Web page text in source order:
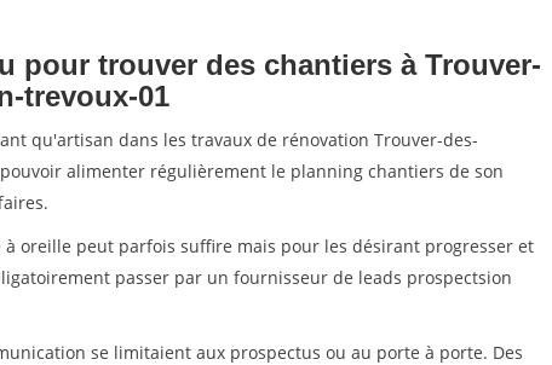
pour trouver des chantiers à Trouver-
trevoux-01
qu'artisan dans les travaux de rénovation Trouver-des-
alimenter régulièrement le planning chantiers de son
oreille peut parfois suffire mais pour les désirant progresser et
passer par un fournisseur de leads prospectsion
se limitaient aux prospectus ou au porte à porte. Des